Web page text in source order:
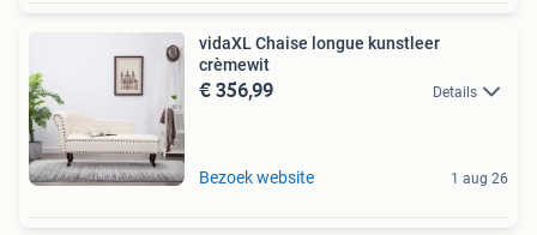
vidaXL Chaise longue kunstleer
crèmewit
€ 356,99 Details
Bezoek website 1 aug 26